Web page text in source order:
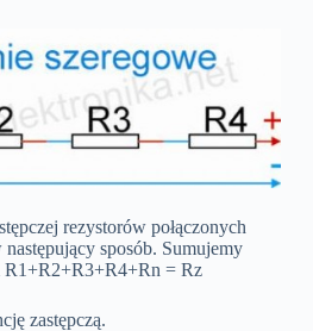
rezystorów połączonych
sposób. Sumujemy
= Rz
zastępczą.